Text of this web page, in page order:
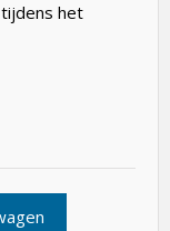
het